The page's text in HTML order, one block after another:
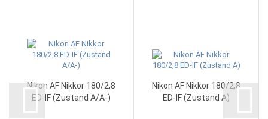
Nikon AF Nikkor 180/2,8
ED-IF (Zustand A/A-)
Nikon AF Nikkor 180/2,8
ED-IF (Zustand A)